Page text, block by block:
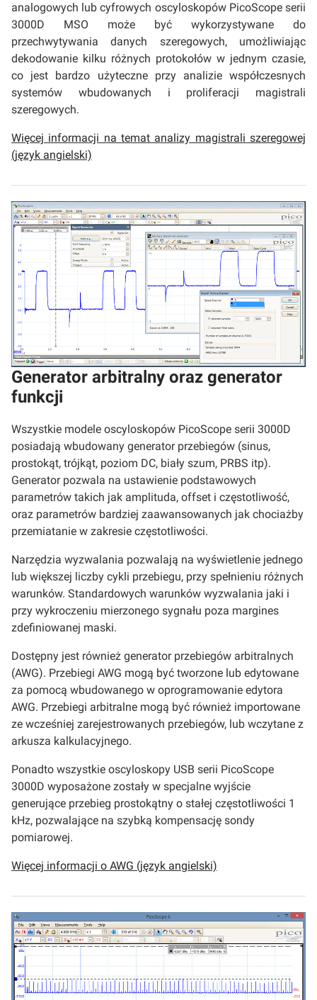
analogowych lub cyfrowych oscyloskopów PicoScope serii
3000D MSO może być wykorzystywane do
przechwytywania danych szeregowych, umożliwiając
dekodowanie kilku różnych protokołów w jednym czasie,
co jest bardzo użyteczne przy analizie współczesnych
systemów wbudowanych i proliferacji magistrali
szeregowych.
Więcej informacji na temat analizy magistrali szeregowej
(język angielski)
Generator arbitralny oraz generator
funkcji
Wszystkie modele oscyloskopów PicoScope serii 3000D
posiadają wbudowany generator przebiegów (sinus,
prostokąt, trójkąt, poziom DC, biały szum, PRBS itp).
Generator pozwala na ustawienie podstawowych
parametrów takich jak amplituda, offset i częstotliwość,
oraz parametrów bardziej zaawansowanych jak chociażby
przemiatanie w zakresie częstotliwości.
Narzędzia wyzwalania pozwalają na wyświetlenie jednego
lub większej liczby cykli przebiegu, przy spełnieniu różnych
warunków. Standardowych warunków wyzwalania jaki i
przy wykroczeniu mierzonego sygnału poza margines
zdefiniowanej maski.
Dostępny jest również generator przebiegów arbitralnych
(AWG). Przebiegi AWG mogą być tworzone lub edytowane
za pomocą wbudowanego w oprogramowanie edytora
AWG. Przebiegi arbitralne mogą być również importowane
ze wcześniej zarejestrowanych przebiegów, lub wczytane z
arkusza kalkulacyjnego.
Ponadto wszystkie oscyloskopy USB serii PicoScope
3000D wyposażone zostały w specjalne wyjście
generujące przebieg prostokątny o stałej częstotliwości 1
kHz, pozwalające na szybką kompensację sondy
pomiarowej.
Więcej informacji o AWG (język angielski)